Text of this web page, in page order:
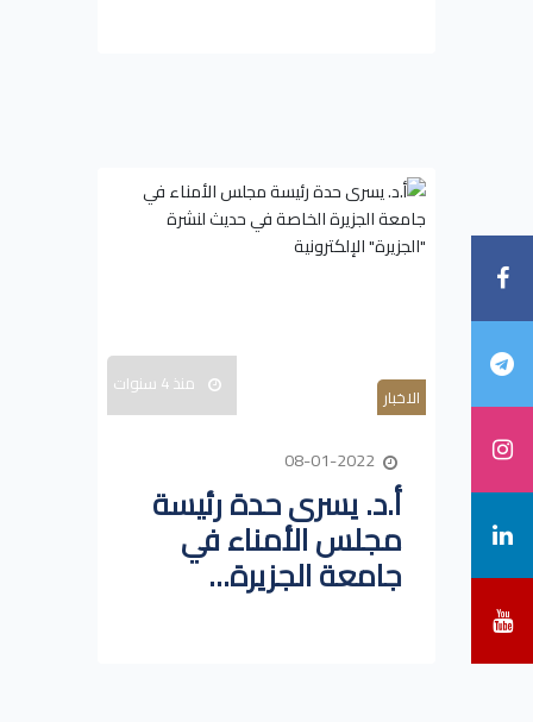
الاخبار منذ 4 سنوات
أ.د. يسرى حدة رئيسة
مجلس الأمناء في
جامعة الجزيرة...